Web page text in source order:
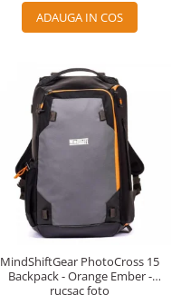
ADAUGA IN COS
MindShiftGear PhotoCross 15
Backpack - Orange Ember -
rucsac foto